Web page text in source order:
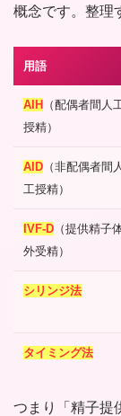
概念です。整理
用語
AIH
（配偶者間人
授精）
AID （非配偶者間人
工授精）
IVF-D （提供精子
外受精）
シリンジ法
タイミング法
つまり「精子提